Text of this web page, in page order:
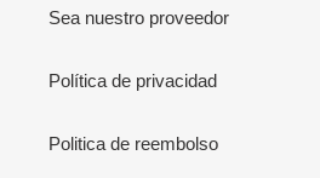
Sea nuestro proveedor
Política de privacidad
Politica de reembolso